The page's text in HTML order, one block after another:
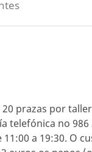
prazas por
telefónica no 986
a 19:30. O